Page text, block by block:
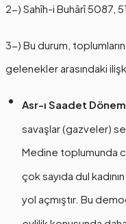
2-) Sahîh-i Buhârî 5087,
3-) Bu durum,
gelenekler arasındaki
Asr-ı Saadet
savaşlar (gazveler)
Medine toplumunda
çok sayıda dul
yol açmıştır. Bu